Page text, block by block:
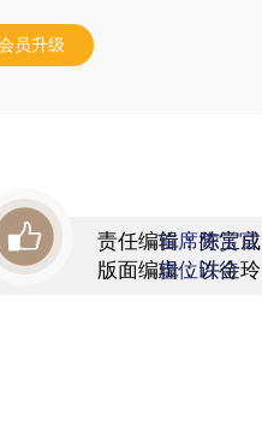
员升级
责任编辑：陈宝成
版面编辑：许金玲
首席赞赏官
虚位以待